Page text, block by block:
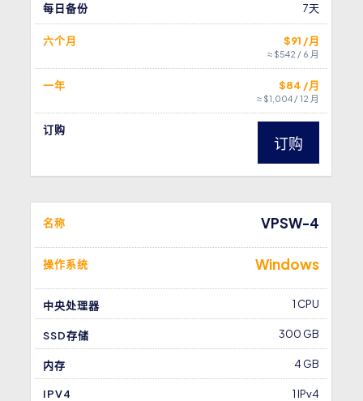
每日备份 7天
六个月 $91 /月
≈ $542 / 6 月
一年 $84 /月
≈ $1,004 / 12 月
订购
订购
名称 VPSW-4
操作系统 Windows
中央处理器 1 CPU
SSD存储 300 GB
内存 4 GB
IPV4 1 IPv4